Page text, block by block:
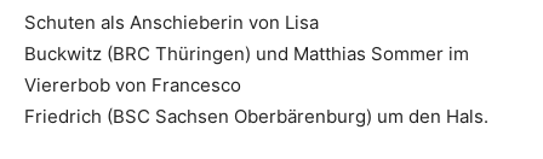
Schuten als Anschieberin von Lisa
Buckwitz (BRC Thüringen) und Matthias Sommer im
Viererbob von Francesco
Friedrich (BSC Sachsen Oberbärenburg) um den Hals.